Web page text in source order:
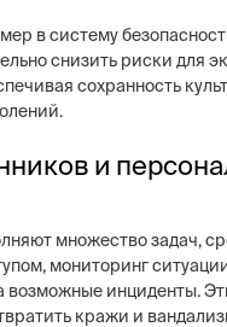
в систему
снизить риски для
сохранность
и
множество задач,
мониторинг
возможные инциденты.
кражи и